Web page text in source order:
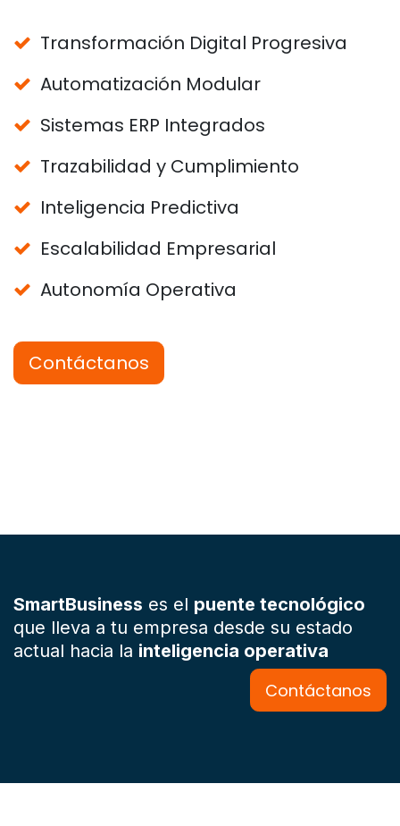
Transformación Digital Progresiva
Automatización Modular
Sistemas ERP Integrados
Trazabilidad y Cumplimiento
Inteligencia Predictiva
Escalabilidad Empresarial
Autonomía Operativa
Contáctanos
SmartBusiness es el puente tecnológico
que lleva a tu empresa desde su estado
actual hacia la inteligencia operativa
Contáctanos